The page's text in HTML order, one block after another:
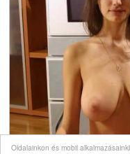
Oldalainkon és mobil